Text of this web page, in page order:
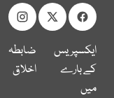
ایکسپریس
کے بارے
میں
ضابطہ
اخلاق